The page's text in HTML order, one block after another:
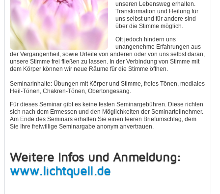
unseren Lebensweg erhalten.
Transformation und Heilung für
uns selbst und für andere sind
über die Stimme möglich.
Oft jedoch hindern uns
unangenehme Erfahrungen aus
der Vergangenheit, sowie Urteile von anderen oder von uns selbst daran,
unsere Stimme frei fließen zu lassen. In der Verbindung von Stimme mit
dem Körper können wir neue Räume für die Stimme öffnen.
Seminarinhalte: Übungen mit Körper und Stimme, freies Tönen, mediales
Heil-Tönen, Chakren-Tönen, Obertongesang.
Für dieses Seminar gibt es keine festen Seminargebühren. Diese richten
sich nach dem Ermessen und den Möglichkeiten der Seminarteilnehmer.
Am Ende des Seminars erhalten Sie einen leeren Briefumschlag, dem
Sie Ihre freiwillige Seminargabe anonym anvertrauen.
Weitere Infos und Anmeldung:
www.lichtquell.de